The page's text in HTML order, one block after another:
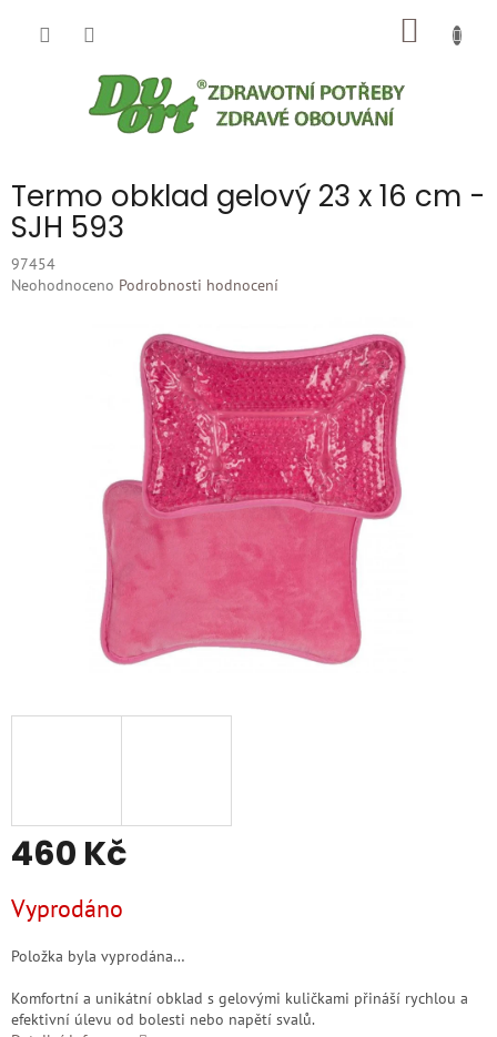
Termo obklad gelový 23 x 16 cm -
SJH 593
97454
Průměrné
Neohodnoceno Podrobnosti hodnocení
460 Kč
cena:
Vyprodáno
Položka byla vyprodána…
Komfortní a unikátní obklad s gelovými kuličkami přináší rychlou a
efektivní úlevu od bolesti nebo napětí svalů.